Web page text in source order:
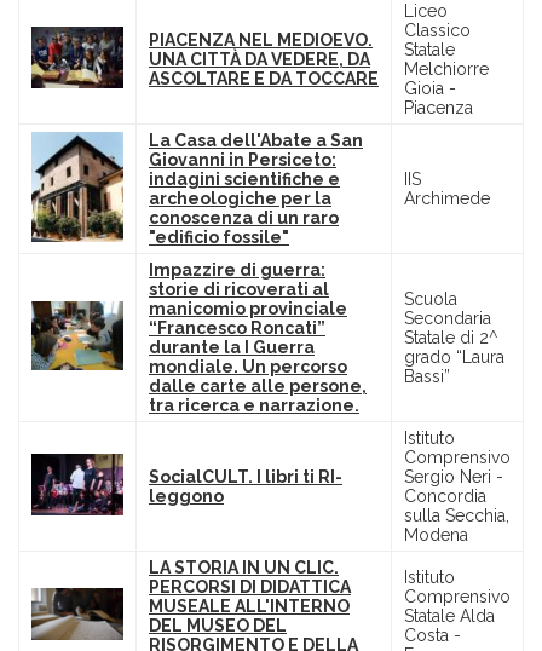
PIACENZA NEL MEDIOEVO.
UNA CITTÀ DA VEDERE, DA
ASCOLTARE E DA TOCCARE
Liceo
Classico
Statale
Melchiorre
Gioia -
Piacenza
La Casa dell'Abate a San
Giovanni in Persiceto:
indagini scientifiche e
archeologiche per la
conoscenza di un raro
"edificio fossile"
IIS
Archimede
Impazzire di guerra:
storie di ricoverati al
manicomio provinciale
“Francesco Roncati”
durante la I Guerra
mondiale. Un percorso
dalle carte alle persone,
tra ricerca e narrazione.
Scuola
Secondaria
Statale di 2^
grado “Laura
Bassi”
SocialCULT. I libri ti RI-
leggono
Istituto
Comprensivo
Sergio Neri -
Concordia
sulla Secchia,
Modena
LA STORIA IN UN CLIC.
PERCORSI DI DIDATTICA
MUSEALE ALL'INTERNO
DEL MUSEO DEL
RISORGIMENTO E DELLA
Istituto
Comprensivo
Statale Alda
Costa -